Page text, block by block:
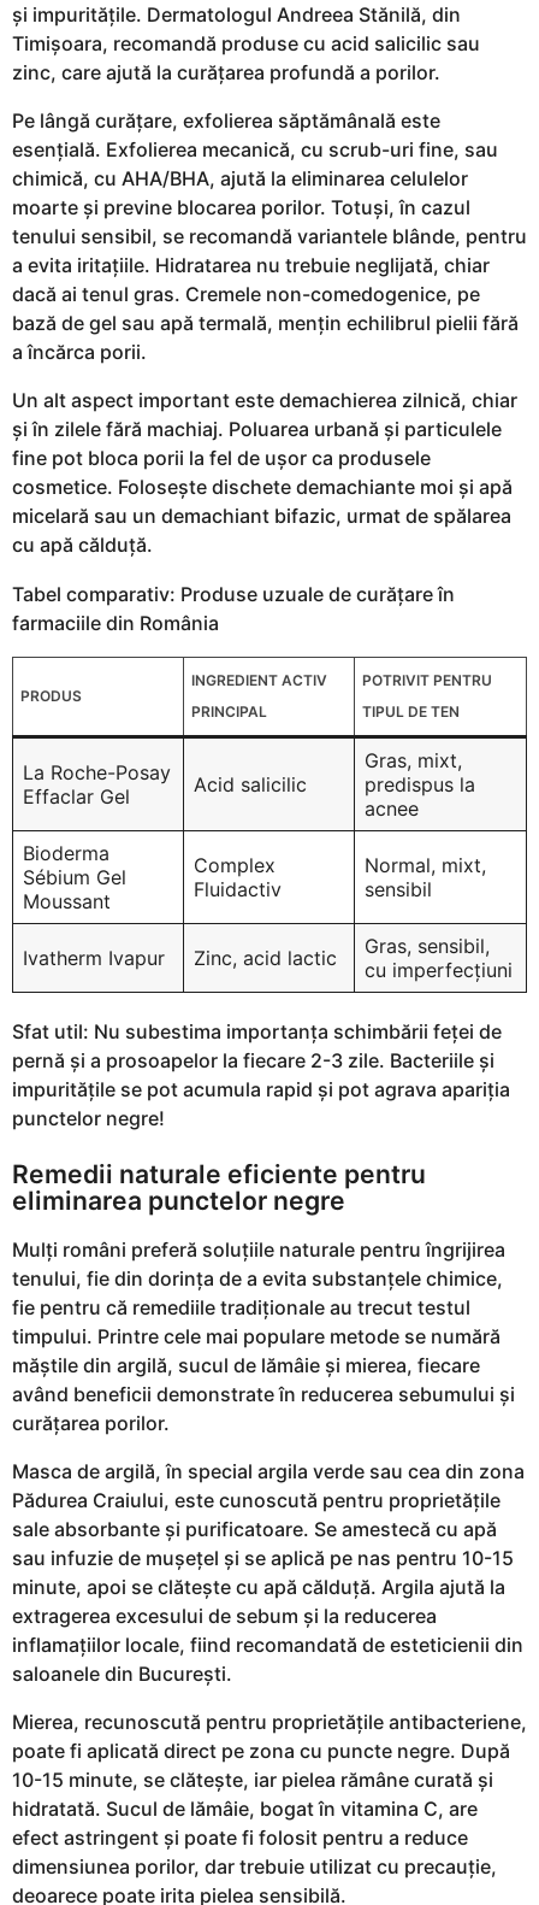
și impuritățile. Dermatologul Andreea Stănilă, din
Timișoara, recomandă produse cu acid salicilic sau
zinc, care ajută la curățarea profundă a porilor.
Pe lângă curățare, exfolierea săptămânală este
esențială. Exfolierea mecanică, cu scrub-uri fine, sau
chimică, cu AHA/BHA, ajută la eliminarea celulelor
moarte și previne blocarea porilor. Totuși, în cazul
tenului sensibil, se recomandă variantele blânde, pentru
a evita iritațiile. Hidratarea nu trebuie neglijată, chiar
dacă ai tenul gras. Cremele non-comedogenice, pe
bază de gel sau apă termală, mențin echilibrul pielii fără
a încărca porii.
Un alt aspect important este demachierea zilnică, chiar
și în zilele fără machiaj. Poluarea urbană și particulele
fine pot bloca porii la fel de ușor ca produsele
cosmetice. Folosește dischete demachiante moi și apă
micelară sau un demachiant bifazic, urmat de spălarea
cu apă călduță.
Tabel comparativ: Produse uzuale de curățare în
farmaciile din România
PRODUS
INGREDIENT ACTIV
PRINCIPAL
POTRIVIT PENTRU
TIPUL DE TEN
La Roche-Posay
Effaclar Gel
Acid salicilic
Gras, mixt,
predispus la
acnee
Bioderma
Sébium Gel
Moussant
Complex
Fluidactiv
Normal, mixt,
sensibil
Ivatherm Ivapur Zinc, acid lactic
Gras, sensibil,
cu imperfecțiuni
Sfat util: Nu subestima importanța schimbării feței de
pernă și a prosoapelor la fiecare 2-3 zile. Bacteriile și
impuritățile se pot acumula rapid și pot agrava apariția
punctelor negre!
Remedii naturale eficiente pentru
eliminarea punctelor negre
Mulți români preferă soluțiile naturale pentru îngrijirea
tenului, fie din dorința de a evita substanțele chimice,
fie pentru că remediile tradiționale au trecut testul
timpului. Printre cele mai populare metode se numără
măștile din argilă, sucul de lămâie și mierea, fiecare
având beneficii demonstrate în reducerea sebumului și
curățarea porilor.
Masca de argilă, în special argila verde sau cea din zona
Pădurea Craiului, este cunoscută pentru proprietățile
sale absorbante și purificatoare. Se amestecă cu apă
sau infuzie de mușețel și se aplică pe nas pentru 10-15
minute, apoi se clătește cu apă călduță. Argila ajută la
extragerea excesului de sebum și la reducerea
inflamațiilor locale, fiind recomandată de esteticienii din
saloanele din București.
Mierea, recunoscută pentru proprietățile antibacteriene,
poate fi aplicată direct pe zona cu puncte negre. După
10-15 minute, se clătește, iar pielea rămâne curată și
hidratată. Sucul de lămâie, bogat în vitamina C, are
efect astringent și poate fi folosit pentru a reduce
dimensiunea porilor, dar trebuie utilizat cu precauție,
deoarece poate irita pielea sensibilă.